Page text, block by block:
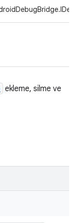
ekleme, silme ve